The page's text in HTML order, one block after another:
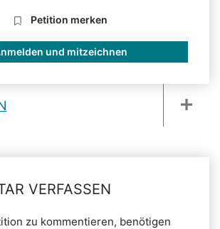
Petition merken
und mitzeichnen
VERFASSEN
zu kommentieren, benötigen